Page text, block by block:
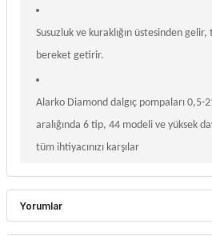
Susuzluk ve kuraklığın üstesinden
bereket getirir.
Alarko Diamond dalgıç pompaları 0,5-
aralığında 6 tip, 44 modeli ve yüksek
tüm ihtiyacınızı karşılar
Yorumlar